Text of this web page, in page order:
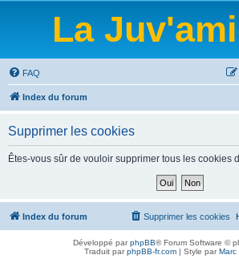
La
FAQ
Index du forum
Supprimer les cookies
Êtes-vous sûr de vouloir supprimer tous les cookies
Index du forum Supprimer les cookies
Développé parphpBB® Forum Software ©
Traduit parphpBB-fr.com| Style parMarc